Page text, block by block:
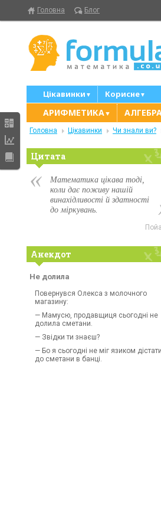
Головна Блог
Цікавинки ▼ Корисне▼
АРИФМЕТИКА▼
Головна Цікавинки Чи знали ви?
Цитата
Математика цікава тоді,
коли дає поживу нашій
винахідливості й здатності
до міркувань.
Анекдот
Не долила
Повернувся Олекса з молочного
магазину:
— Мамусю, продавщиця сьогодні не
долила сметани.
— Звідки ти знаєш?
— Бо я сьогодні не міг язиком дістати
до сметани в банці.